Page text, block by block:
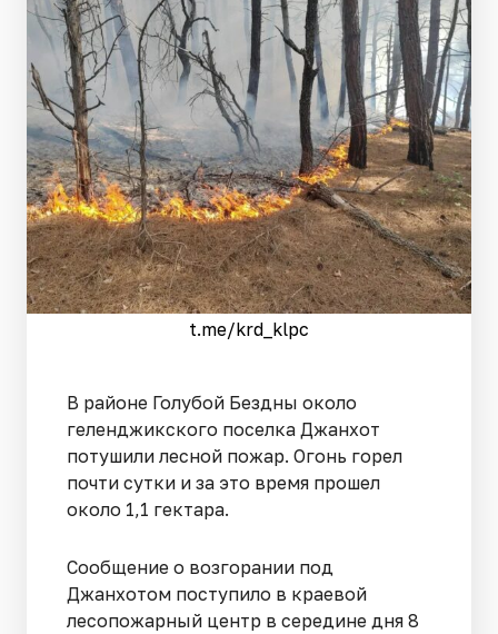
t.me/krd_klpc
В районе Голубой Бездны около
геленджикского поселка Джанхот
потушили лесной пожар. Огонь горел
почти сутки и за это время прошел
около 1,1 гектара.
Сообщение о возгорании под
Джанхотом поступило в краевой
лесопожарный центр в середине дня 8